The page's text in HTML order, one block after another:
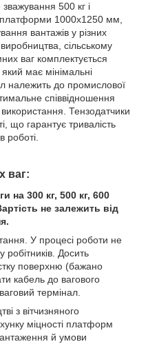
500 кг і
1000х1250 мм,
вантажів у різних
сільському
ваг комплектується
має мінімальні
належить до промислової
співвідношення
використання. Тензодатчики
що гарантує тривалість
роботі.
ваг:
на 300 кг, 500 кг, 600
не залежить від
У процесі роботи не
робітників. Досить
поверхню (бажано
кабель до вагового
термінал.
з вітчизняного
міцності платформ
й умови